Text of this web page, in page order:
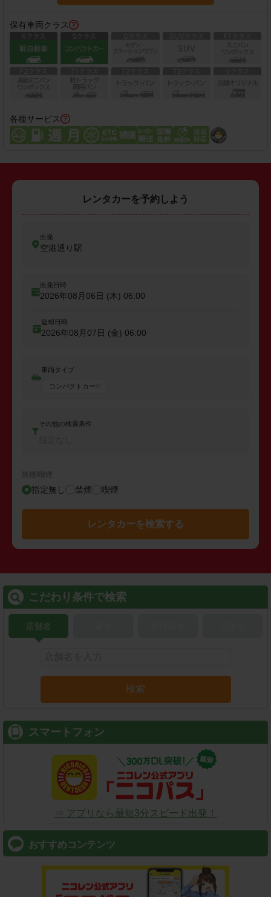
保有車両クラス
各種サービス
レンタカーを予約しよう
出発
空港通り駅
出発日時
2026年08月06日 (木) 06:00
返却日時
2026年08月07日 (金) 06:00
車両タイプ
コンパクトカー
その他の検索条件
禁煙/喫煙
指定無し 禁煙 喫煙
レンタカーを検索する
こだわり条件で検索
店舗名
検索
スマートフォン
⇒ アプリなら最短3分スピード出発！
おすすめコンテンツ